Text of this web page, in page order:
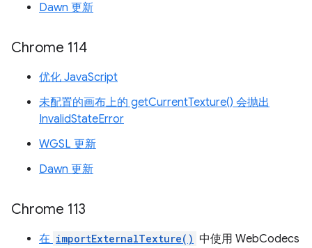
Dawn 更新
Chrome 114
优化 JavaScript
未配置的画布上的 getCurrentTexture() 会抛出
InvalidStateError
WGSL 更新
Dawn 更新
Chrome 113
在 importExternalTexture() 中使用 WebCodecs